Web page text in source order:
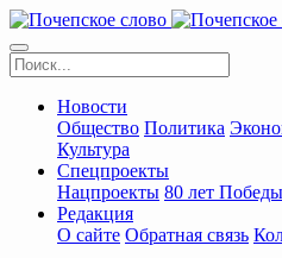
Новости
Общество Политика
Культура
Спецпроекты
Нацпроекты 80 лет Победы
Редакция
О сайте Обратная связь